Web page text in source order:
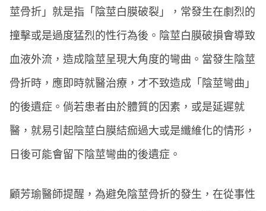
莖骨折」就是指「陰莖白膜破裂」，常發生在劇烈的
撞擊或是過度猛烈的性行為後。陰莖白膜破損會導致
血液外流，造成陰莖呈現大角度的彎曲。當發生陰莖
骨折時，應即時就醫治療，才不致造成「陰莖彎曲」
的後遺症。倘若患者由於體質的因素，或是延遲就
醫，就易引起陰莖白膜結痂過大或是纖維化的情形，
日後可能會留下陰莖彎曲的後遺症。
顧芳瑜醫師提醒，為避免陰莖骨折的發生，在從事性